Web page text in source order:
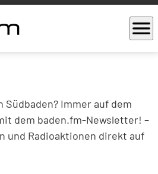
menu
Südbaden? Immer auf dem
dem baden.fm-Newsletter! –
und Radioaktionen direkt auf